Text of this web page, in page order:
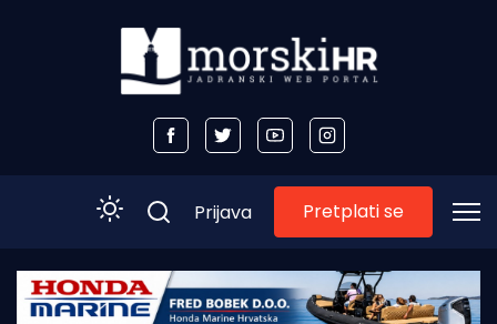
Početna
Prijava Pretplati se